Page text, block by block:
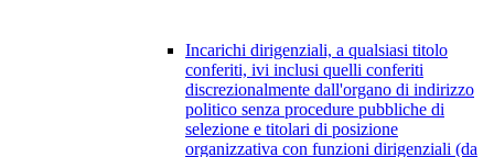
Incarichi dirigenziali, a qualsiasi titolo
conferiti, ivi inclusi quelli conferiti
discrezionalmente dall'organo di indirizzo
politico senza procedure pubbliche di
selezione e titolari di posizione
organizzativa con funzioni dirigenziali (da